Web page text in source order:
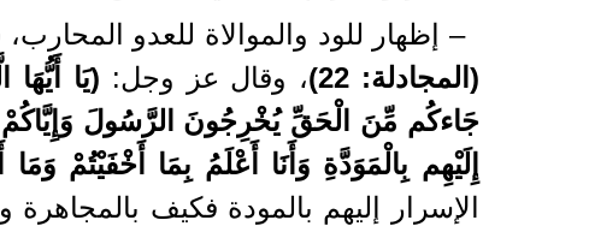
– إظهار للود والموالاة للعدو
(المجادلة: 22)
، وقال عز وجل: (يَا
جَاءكُم مِّنَ الْحَقِّ يُخْرِجُونَ الرَّسُولَ وَإِيَّاكُمْ
إِلَيْهِم بِالْمَوَدَّةِ وَأَنَا أَعْلَمُ بِمَا أَخْفَيْتُمْ
الإسرار إليهم بالمودة فكيف